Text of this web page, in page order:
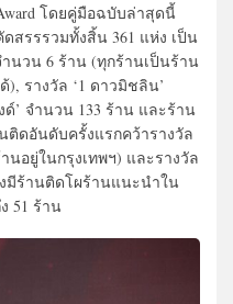
โดยคู่มือฉบับล่าสุดนี้
สรรรวมทั้งสิ้น 361 แห่ง เป็น
นวน 6 ร้าน (ทุกร้านเป็นร้าน
รางวัล ‘1 ดาวมิชลิน’
’ จำนวน 133 ร้าน และร้าน
ติดอันดับครั้งแรกคว้ารางวัล
นอยู่ในกรุงเทพฯ) และรางวัล
มีร้านติดโผร้านแนะนำใน
51 ร้าน